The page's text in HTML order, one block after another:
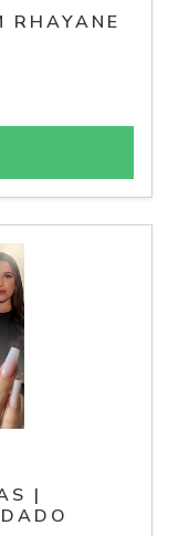
RHAYANE
|